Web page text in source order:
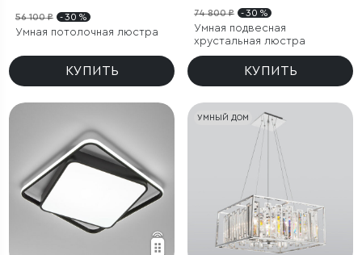
56 100 ₽ - 30 %
Умная потолочная люстра
КУПИТЬ
74 800 ₽ - 30 %
Умная подвесная
хрустальная люстра
КУПИТЬ
УМНЫЙ ДОМ